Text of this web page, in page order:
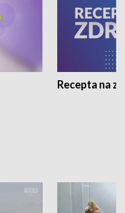
Recepta na